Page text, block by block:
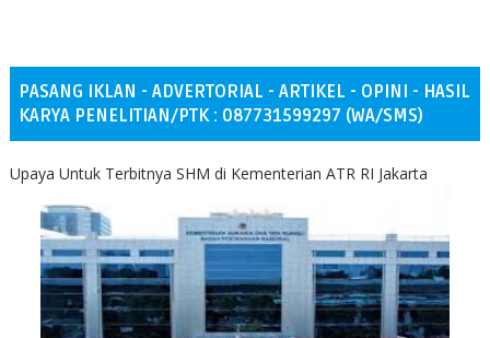
PASANG IKLAN - ADVERTORIAL - ARTIKEL - OPINI - HASIL
KARYA PENELITIAN/PTK : 087731599297 (WA/SMS)
Upaya Untuk Terbitnya SHM di Kementerian ATR RI Jakarta